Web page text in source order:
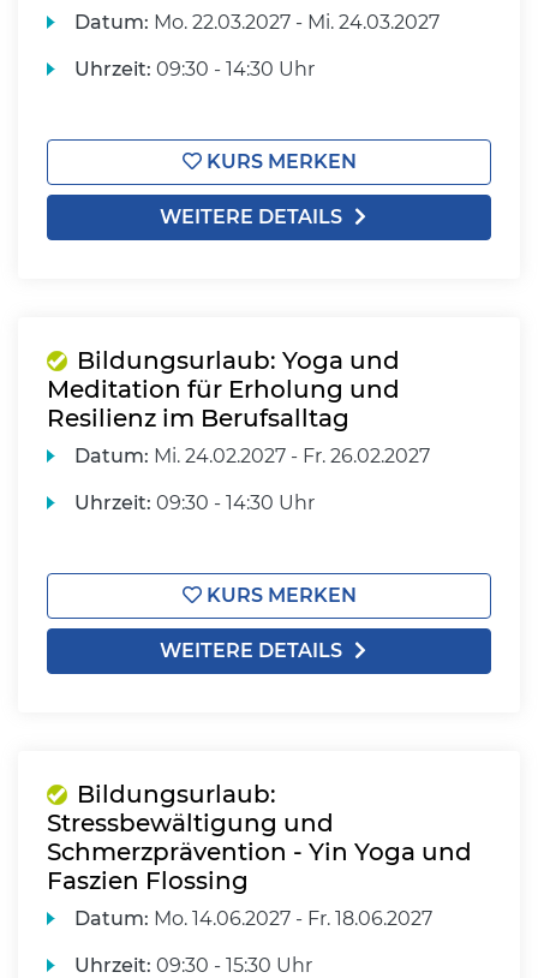
Datum: Mo. 22.03.2027 - Mi. 24.03.2027
Uhrzeit: 09:30 - 14:30 Uhr
KURS MERKEN
WEITERE DETAILS
Bildungsurlaub: Yoga und
Meditation für Erholung und
Resilienz im Berufsalltag
Datum: Mi. 24.02.2027 - Fr. 26.02.2027
Uhrzeit: 09:30 - 14:30 Uhr
KURS MERKEN
WEITERE DETAILS
Bildungsurlaub:
Stressbewältigung und
Schmerzprävention - Yin Yoga und
Faszien Flossing
Datum: Mo. 14.06.2027 - Fr. 18.06.2027
Uhrzeit: 09:30 - 15:30 Uhr